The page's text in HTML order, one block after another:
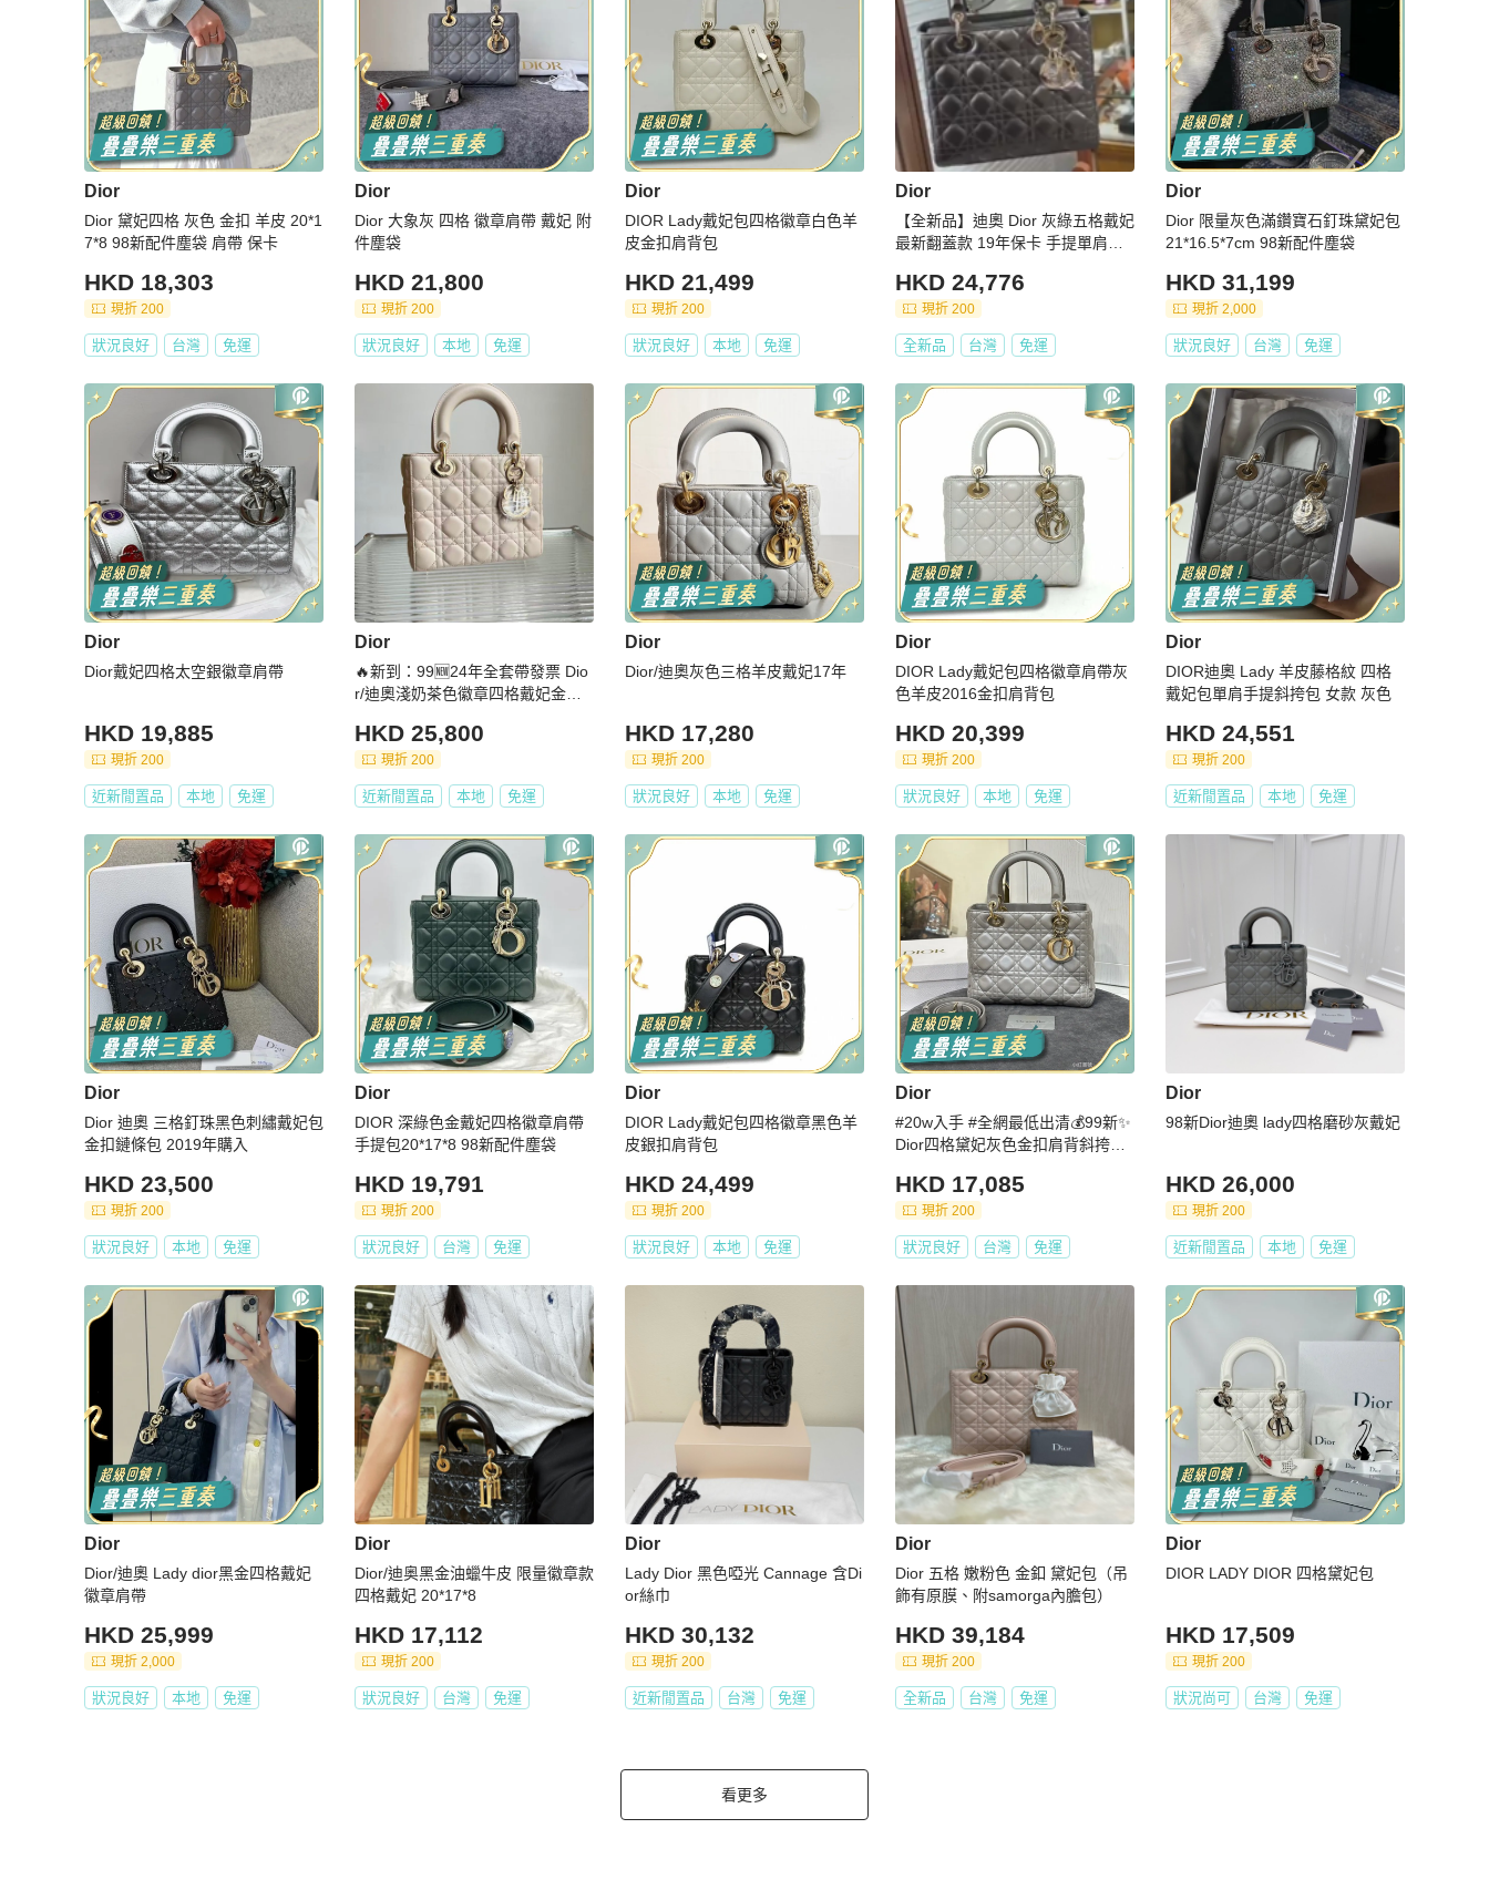
Dior
Dior 黛妃四格 灰色 金扣 羊皮 20*1
7*8 98新配件塵袋 肩帶 保卡
HKD 18,303
現折 200
狀況良好 台灣 免運
Dior
Dior 大象灰 四格 徽章肩帶 戴妃 附
件塵袋
HKD 21,800
現折 200
狀況良好 本地 免運
Dior
DIOR Lady戴妃包四格徽章白色羊
皮金扣肩背包
HKD 21,499
現折 200
狀況良好 本地 免運
Dior
【全新品】迪奧 Dior 灰綠五格戴妃
最新翻蓋款 19年保卡 手提單肩斜
HKD 24,776
現折 200
全新品 台灣 免運
Dior
Dior 限量灰色滿鑽寶石釘珠黛妃包
21*16.5*7cm 98新配件塵袋
HKD 31,199
現折 2,000
狀況良好 台灣 免運
Dior
Dior戴妃四格太空銀徽章肩帶
HKD 19,885
現折 200
近新閒置品 本地 免運
Dior
🔥新到：99🆕24年全套帶發票 Dio
r/迪奧淺奶茶色徽章四格戴妃金扣
HKD 25,800
現折 200
近新閒置品 本地 免運
Dior
Dior/迪奧灰色三格羊皮戴妃17年
HKD 17,280
現折 200
狀況良好 本地 免運
Dior
DIOR Lady戴妃包四格徽章肩帶灰
色羊皮2016金扣肩背包
HKD 20,399
現折 200
狀況良好 本地 免運
Dior
DIOR迪奧 Lady 羊皮藤格紋 四格
戴妃包單肩手提斜挎包 女款 灰色
HKD 24,551
現折 200
近新閒置品 本地 免運
Dior
Dior 迪奧 三格釘珠黑色刺繡戴妃包
金扣鏈條包 2019年購入
HKD 23,500
現折 200
狀況良好 本地 免運
Dior
DIOR 深綠色金戴妃四格徽章肩帶
手提包20*17*8 98新配件塵袋
HKD 19,791
現折 200
狀況良好 台灣 免運
Dior
DIOR Lady戴妃包四格徽章黑色羊
皮銀扣肩背包
HKD 24,499
現折 200
狀況良好 本地 免運
Dior
#20w入手 #全網最低出清💰99新✨
Dior四格黛妃灰色金扣肩背斜挎包
HKD 17,085
現折 200
狀況良好 台灣 免運
Dior
98新Dior迪奧 lady四格磨砂灰戴妃
HKD 26,000
現折 200
近新閒置品 本地 免運
Dior
Dior/迪奧 Lady dior黑金四格戴妃
徽章肩帶
HKD 25,999
現折 2,000
狀況良好 本地 免運
Dior
Dior/迪奥黑金油蠟牛皮 限量徽章款
四格戴妃 20*17*8
HKD 17,112
現折 200
狀況良好 台灣 免運
Dior
Lady Dior 黑色啞光 Cannage 含Di
or絲巾
HKD 30,132
現折 200
近新閒置品 台灣 免運
Dior
Dior 五格 嫩粉色 金釦 黛妃包（吊
飾有原膜、附samorga內膽包）
HKD 39,184
現折 200
全新品 台灣 免運
Dior
DIOR LADY DIOR 四格黛妃包
HKD 17,509
現折 200
狀況尚可 台灣 免運
看更多